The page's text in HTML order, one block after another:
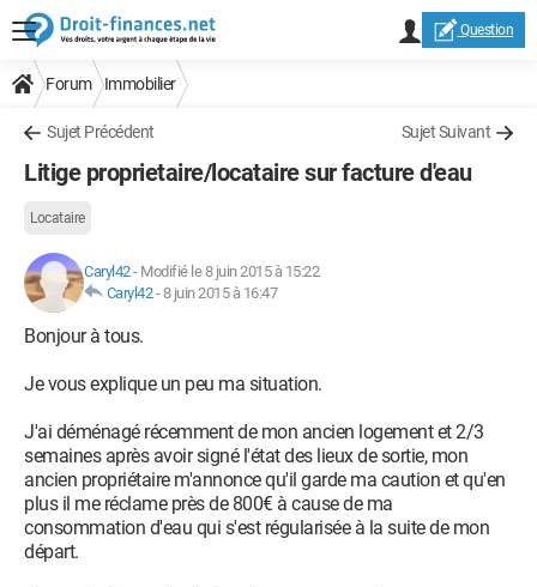
Question
Forum Immobilier
Sujet Précédent Sujet Suivant
Litige proprietaire/locataire sur facture d'eau
Locataire
Caryl42- Modifié le 8 juin 2015 à 15:22
Caryl42-8 juin 2015 à 16:47
Bonjour à tous.
Je vous explique un peu ma situation.
J'ai déménagé récemment de mon ancien logement et 2/3
semaines après avoir signé l'état des lieux de sortie, mon
ancien propriétaire m'annonce qu'il garde ma caution et qu'en
plus il me réclame près de 800€ à cause de ma
consommation d'eau qui s'est régularisée à la suite de mon
départ.